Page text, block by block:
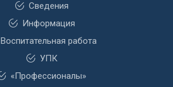
Сведения
Информация
Воспитательная работа
УПК
«Профессионалы»